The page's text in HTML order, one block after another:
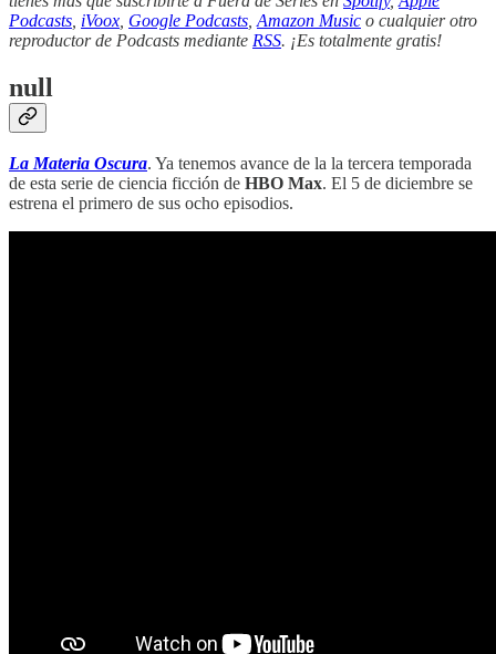
Podcasts iVoox Google Podcasts Amazon Music o cualquier otro
reproductor de Podcasts mediante RSS. ¡Es totalmente gratis!
null
La Materia Oscura. Ya tenemos avance de la la tercera temporada
de esta serie de ciencia ficción de HBO Max. El 5 de diciembre se
estrena el primero de sus ocho episodios.